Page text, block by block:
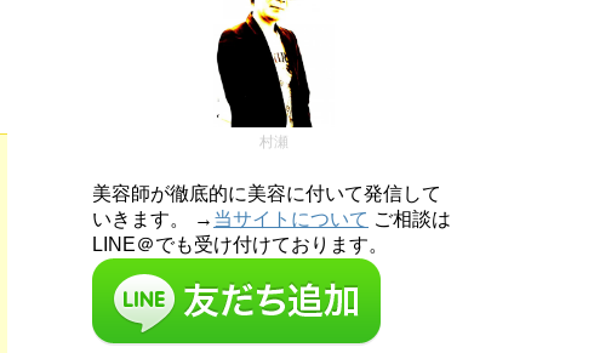
村瀬
美容師が徹底的に美容に付いて発信して
いきます。 → 当サイトについて ご相談は
LINE＠でも受け付けております。